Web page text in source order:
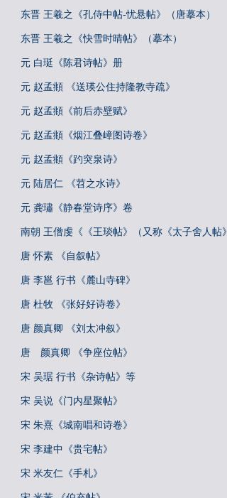
东晋 王羲之《孔侍中帖-忧悬帖》（唐摹本）
东晋 王羲之《快雪时晴帖》（摹本）
元 白珽《陈君诗帖》册
元 赵孟頫 《送瑛公住持隆教寺疏》
元 赵孟頫《前后赤壁赋》
元 赵孟頫《烟江叠嶂图诗卷》
元 赵孟頫《趵突泉诗》
元 陆居仁 《苕之水诗》
元 龚璛《静春堂诗序》卷
南朝 王僧虔《《王琰帖》（又称《太子舍人帖》
唐 怀素 《自叙帖》
唐 李邕 行书《麓山寺碑》
唐 杜牧 《张好好诗卷》
唐 颜真卿 《刘太冲叙》
唐 颜真卿 《争座位帖》
宋 吴琚 行书《杂诗帖》等
宋 吴说《门内星聚帖》
宋 朱熹《城南唱和诗卷》
宋 李建中《贵宅帖》
宋 米友仁《手札》